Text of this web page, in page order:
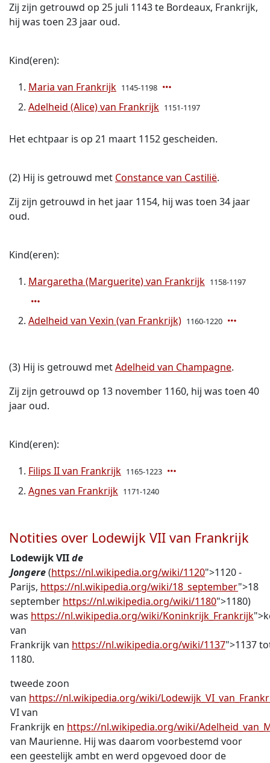
Zij zijn getrouwd op 25 juli 1143 te Bordeaux, Frankrijk,
hij was toen 23 jaar oud.
Kind(eren):
Maria van Frankrijk 1145-1198
Adelheid (Alice) van Frankrijk 1151-1197
Het echtpaar is op 21 maart 1152 gescheiden.
(2) Hij is getrouwd met Constance van Castilië.
Zij zijn getrouwd in het jaar 1154, hij was toen 34 jaar
oud.
Kind(eren):
Margaretha (Marguerite) van Frankrijk 1158-1197
Adelheid van Vexin (van Frankrijk) 1160-1220
(3) Hij is getrouwd metAdelheid van Champagne.
Zij zijn getrouwd op 13 november 1160, hij was toen 40
jaar oud.
Kind(eren):
Filips II van Frankrijk 1165-1223
Agnes van Frankrijk 1171-1240
Notities over Lodewijk VII van Frankrijk
Lodewijk VIIde
Jongere(https://nl.wikipedia.org/wiki/1120">1120-
Parijs, https://nl.wikipedia.org/wiki/18_september">18
september https://nl.wikipedia.org/wiki/1180">1180)
was https://nl.wikipedia.org/wiki/Koninkrijk_Frankrijk
van
Frankrijkvan https://nl.wikipedia.org/wiki/1137">1137
1180.
tweede zoon
van https://nl.wikipedia.org/wiki/
VI van
Frankrijk en https://nl.wikipedia.org/wiki/
van Maurienne. Hij was daarom voorbestemd voor
een geestelijk ambt en werd opgevoed door de